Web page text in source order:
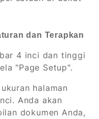
dan Terapkan
4 inci dan tinggi
"Page Setup".
halaman
Anda akan
dokumen Anda,